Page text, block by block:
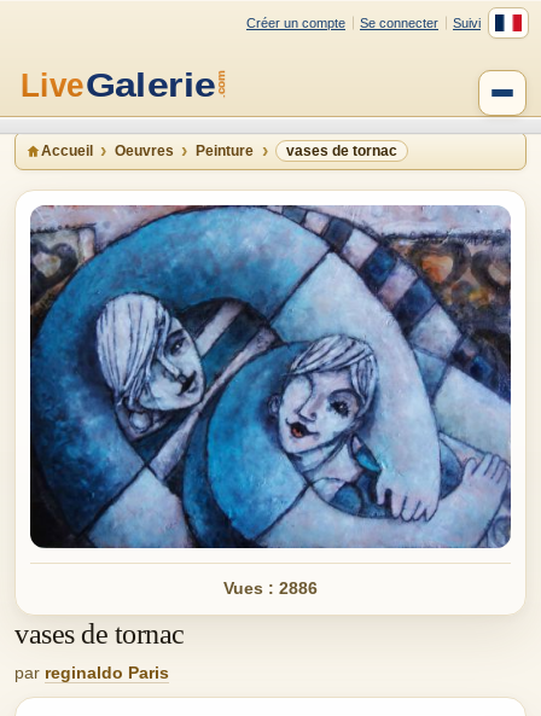
Créer un compte Se connecter Suivi
Accueil Oeuvres Peinture vases de tornac
Vues : 2886
vases de tornac
par reginaldo Paris